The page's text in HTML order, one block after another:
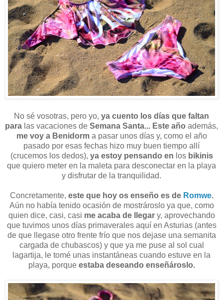
No sé vosotras, pero yo, ya cuento los días que faltan
para las vacaciones de Semana Santa... Este año además,
me voy a Benidorm a pasar unos días y, como el año
pasado por esas fechas hizo muy buen tiempo allí
(crucemos los dedos), ya estoy pensando en losbikinis
que quiero meter en la maleta para desconectar en la playa
y disfrutar de la tranquilidad.
Concretamente, este que hoy os enseño es de Romwe.
Aún no había tenido ocasión de mostrároslo ya que, como
quien dice, casi, casi me acaba de llegary, aprovechando
que tuvimos unos días primaverales aquí en Asturias (antes
de que llegase otro frente frío que nos dejase una semanita
cargada de chubascos) y que ya me puse al sol cual
lagartija, le tomé unas instantáneas cuando estuve en la
playa, porque estaba deseando enseñároslo.